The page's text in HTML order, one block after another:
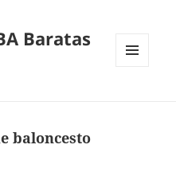
Baratas
baloncesto